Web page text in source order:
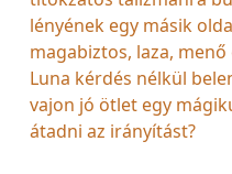
lényének egy másik
magabiztos, laza,
Luna kérdés nélkül
vajon jó ötlet egy
átadni az irányítást?